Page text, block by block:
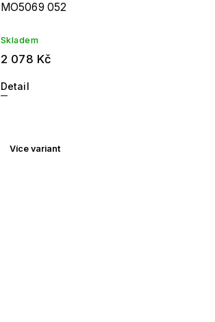
MO5069 052
Skladem
2 078 Kč
Detail
Více variant